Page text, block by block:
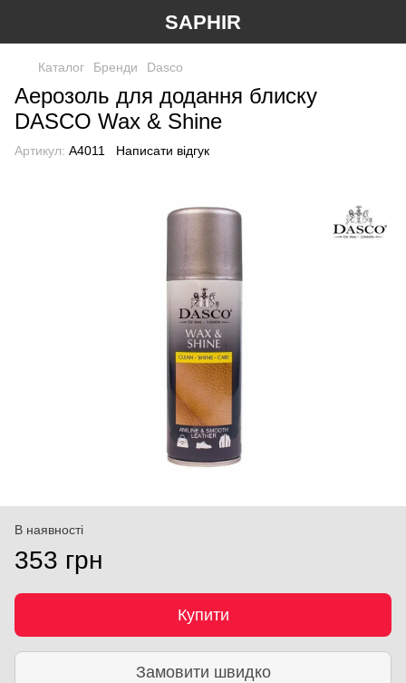
SAPHIR
Каталог Бренди Dasco
Аерозоль для додання блиску
DASCO Wax & Shine
Артикул: А4011 Написати відгук
В наявності
353 грн
Купити
Замовити швидко